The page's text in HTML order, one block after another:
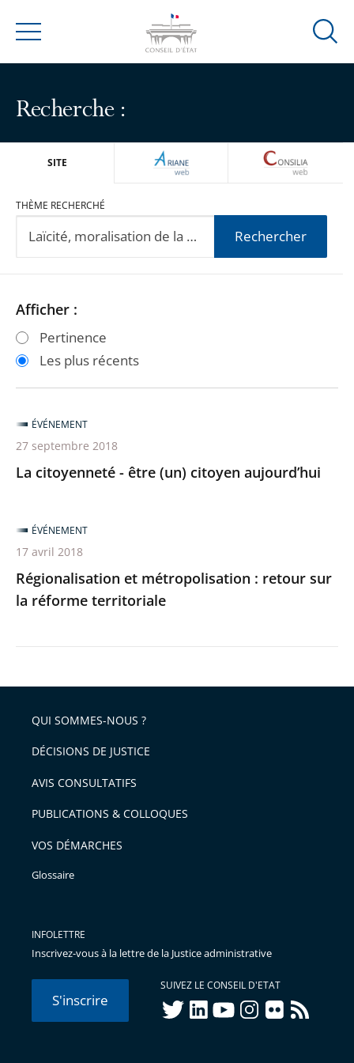
Menu
Ouvrir
Recherche :
SITE ARIANEWEB
THÈME RECHERCHÉ
Rechercher
Passer
les
filtres
après
Passer
les
filtres
avant
Afficher :
Pertinence
Les plus récents
La citoyenneté - être (un) citoyen aujourd’hui
ÉVÉNEMENT
27 septembre 2018
Régionalisation et métropolisation : retour sur
la réforme territoriale
ÉVÉNEMENT
17 avril 2018
QUI SOMMES-NOUS ?
DÉCISIONS DE JUSTICE
AVIS CONSULTATIFS
PUBLICATIONS & COLLOQUES
VOS DÉMARCHES
Glossaire
INFOLETTRE
Inscrivez-vous à la lettre de la Justice administrative
S'inscrire
SUIVEZ LE CONSEIL D'ETAT
twitterlinkedInyoutubeinstagram
flickr rss